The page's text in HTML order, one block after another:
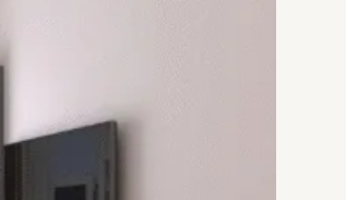
شقق جاهزة للاستثمار - توفر